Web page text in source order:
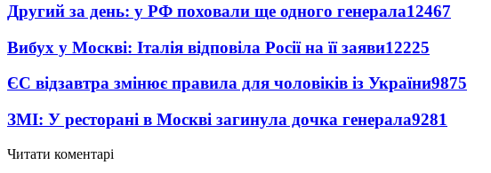
Другий за день: у РФ поховали ще одного генерала12467
Вибух у Москві: Італія відповіла Росії на її заяви12225
ЄС відзавтра змінює правила для чоловіків із України9875
ЗМІ: У ресторані в Москві загинула дочка генерала9281
Читати коментарі